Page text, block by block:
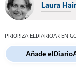
Laura
PRIORIZA ELDIARIOAR EN
Añade